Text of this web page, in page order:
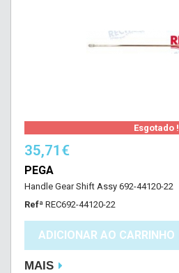
Esgotado !
35,71€
PEGA
Handle Gear Shift Assy 692-44120-22
Refª REC692-44120-22
ADICIONAR AO CARRINHO
MAIS